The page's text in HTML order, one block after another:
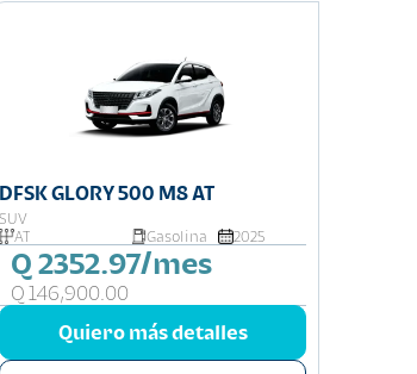
DFSK GLORY 500 M8 AT
SUV
AT
Gasolina 2025
Q 2352.97/mes
Q 146,900.00
Quiero más detalles